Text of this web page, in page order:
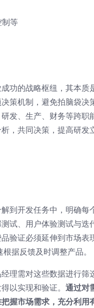
制等
功的战略枢纽，其本质
策机制，避免拍脑袋决
发、生产、财务等跨职
，共同决策，提高研发
到开发任务中，明确每
试、用户体验测试与迭
验证必须延伸到市场表
据反馈及时调整产品。
理需对这些数据进行筛
以实现和验证。 通过对
握市场需求，充分利用